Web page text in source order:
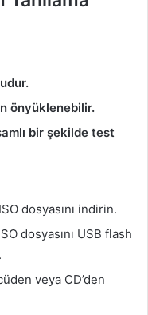
önyüklenebilir.
bir şekilde test
dosyasını indirin.
dosyasını USB flash
veya CD’den